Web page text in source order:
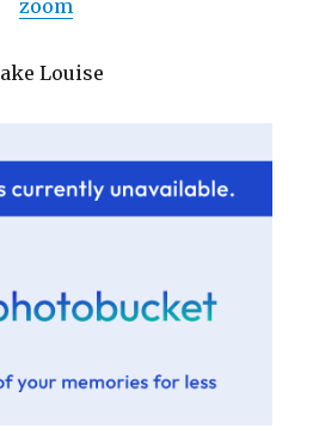
zoom
Louise